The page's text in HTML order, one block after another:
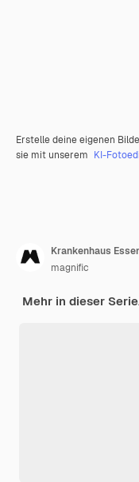
Erstelle deine eigenen
sie mit unserem KI-
Krankenhaus
magnific
Mehr in dieser Serie